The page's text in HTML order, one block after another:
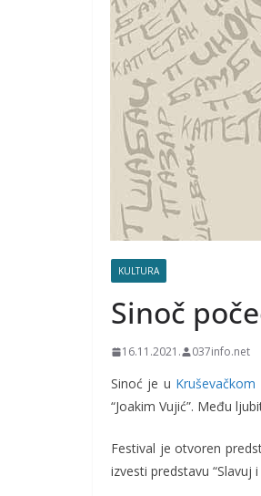
KULTURA
Sinoč
16.11.2021. 037info.net
Sinoć je u
“Joakim Vujić”. Među
Festival je otvoren
izvesti predstavu “Slavuj